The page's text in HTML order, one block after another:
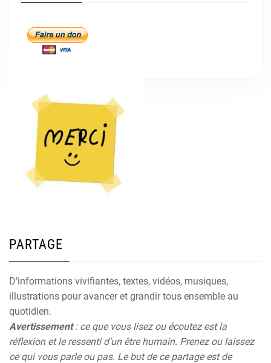
PARTAGE
D’informations vivifiantes, textes, vidéos, musiques,
illustrations pour avancer et grandir tous ensemble au
quotidien.
Avertissement: ce que vous lisez ou écoutez est la
réflexion et le ressenti d’un être humain. Prenez ou laissez
ce qui vous parle ou pas. Le but de ce partage est de